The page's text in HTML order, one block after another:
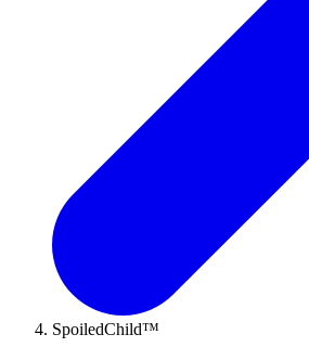
SpoiledChild™